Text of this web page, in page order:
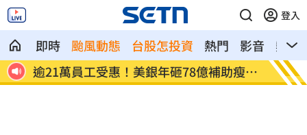
登入
即時 颱風動態 台股怎投資 熱門 影音
熱搜
」 逾21萬員工受惠！美銀年砸78億補助瘦瘦
針
屏東
元